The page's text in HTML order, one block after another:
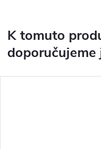
K tomuto